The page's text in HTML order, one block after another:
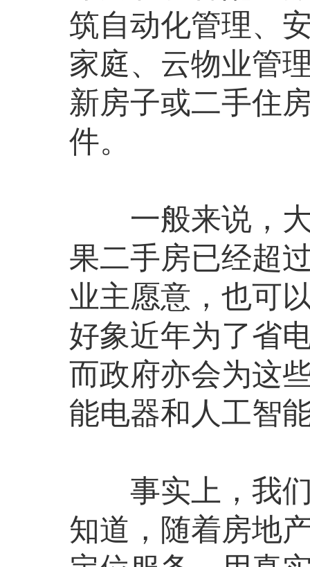
筑自动化管理、
家庭、云物业管
新房子或二手住
件。
一般来说，大
果二手房已经超
业主愿意，也可
好象近年为了省
而政府亦会为这
能电器和人工智
事实上，我们
知道，随着房地